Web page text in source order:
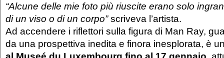
“Alcune delle mie foto più riuscite erano solo
di un viso o di un corpo”scriveva l’artista.
Ad accendere i riflettori sulla figura di Man Ray,
da una prospettiva inedita e finora inesplorata, è